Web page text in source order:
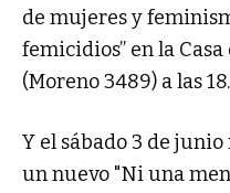
de mujeres y
femicidios” en la
(Moreno 3489) a las 18.
Y el sábado 3 de
un nuevo "Ni una